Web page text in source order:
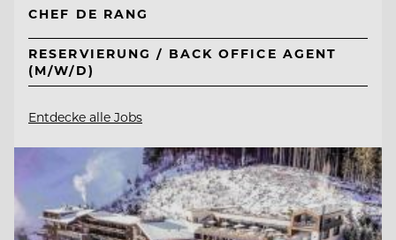
CHEF DE RANG
RESERVIERUNG / BACK OFFICE AGENT
(M/W/D)
Entdecke alle Jobs